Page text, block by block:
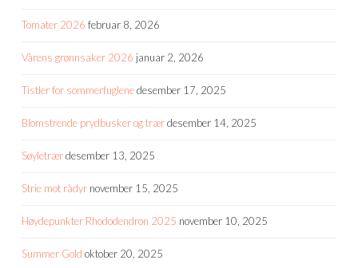
Tomater 2026 februar 8, 2026
Vårens grønnsaker 2026 januar 2, 2026
Tistler for sommerfuglenedesember 17, 2025
Blomstrende prydbusker og trærdesember 14, 2025
Søyletrærdesember 13, 2025
Strie mot rådyr november 15, 2025
Høydepunkter Rhododendron 2025 november 10, 2025
Summer Gold oktober 20, 2025